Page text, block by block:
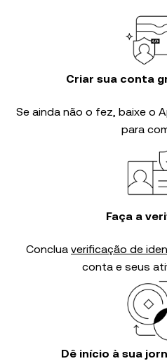
Criar sua conta
Se ainda não o fez, baixe o
para
Faça a
Conclua verificação de
conta e seus
Dê início à sua